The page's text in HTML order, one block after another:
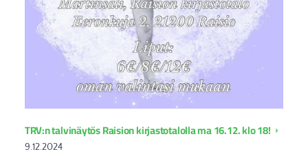
TRV:n talvinäytös Raision kirjastotalolla ma 16.12. klo 18!
9.12.2024